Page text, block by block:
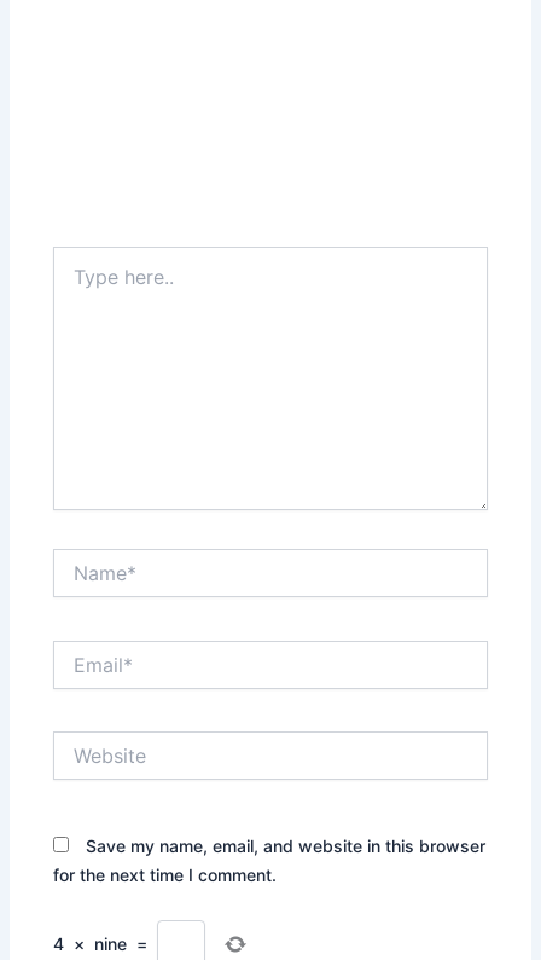
here..
Save my name, email, and website in this browser
for the next time I comment.
4 × nine =